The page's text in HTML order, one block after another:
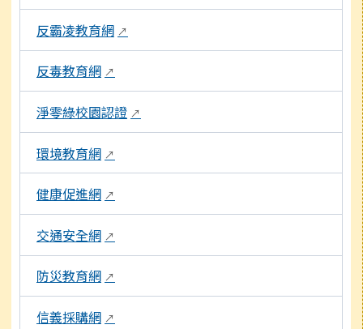
反霸凌教育網 ↗
反毒教育網 ↗
淨零綠校園認證 ↗
環境教育網 ↗
健康促進網 ↗
交通安全網 ↗
防災教育網 ↗
信義採購網 ↗